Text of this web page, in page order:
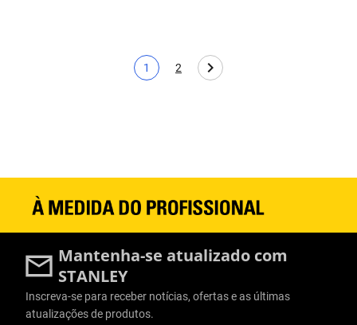
Pagina atual
1
Page
2
Mantenha-se atualizado com
STANLEY
Inscreva-se para receber notícias, ofertas e as últimas
atualizações de produtos.